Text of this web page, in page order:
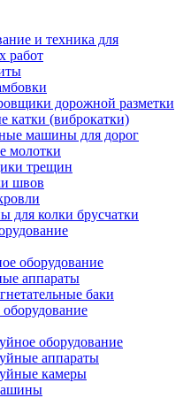
и техника для
работ
дорожной разметки
катки (виброкатки)
машины для дорог
молотки
трещин
швов
для колки брусчатки
оборудование
аппараты
баки
оборудование
аппараты
камеры